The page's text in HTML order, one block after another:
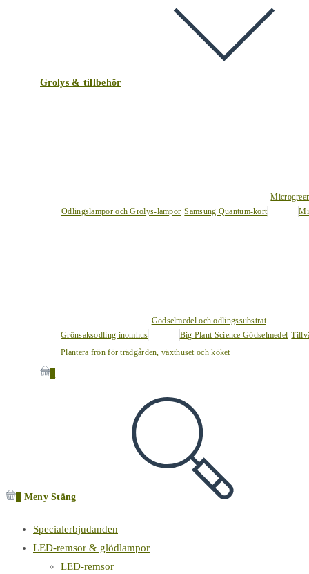
Grolys & tillbehör
Odlingslampor och Grolys-lampor Samsung Quantum-kort
Grönsaksodling inomhus
Gödselmedel och odlingssubstrat
Big Plant Science Gödselmedel
Plantera frön för trädgården, växthuset och köket
Meny Stäng
Specialerbjudanden
LED-remsor & glödlampor
LED-remsor